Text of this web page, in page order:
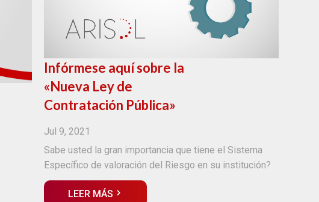
Infórmese aquí sobre la
«Nueva Ley de
Contratación Pública»
Jul 9, 2021
Sabe usted la gran importancia que tiene el Sistema
Específico de valoración del Riesgo en su institución?
LEER MÁS